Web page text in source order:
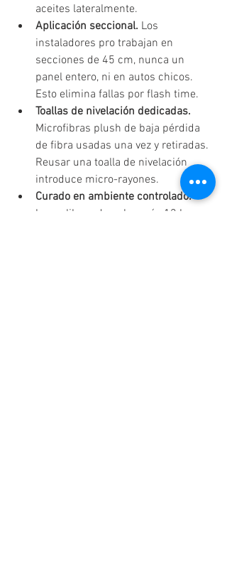
aceites lateralmente.
Aplicación seccional. Los
instaladores pro trabajan en
secciones de 45 cm, nunca un
panel entero, ni en autos chicos.
Esto elimina fallas por flash time.
Toallas de nivelación dedicadas.
Microfibras plush de baja pérdida
de fibra usadas una vez y retiradas.
Reusar una toalla de nivelación
introduce micro-rayones.
Curado en ambiente controlado. 4
horas libres de polvo más 12 horas